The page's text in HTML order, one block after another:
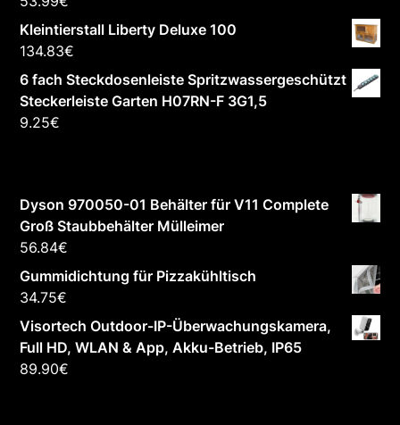
Kleintierstall Liberty Deluxe 100
134.83€
6 fach Steckdosenleiste Spritzwassergeschützt
Steckerleiste Garten H07RN-F 3G1,5
9.25€
Dyson 970050-01 Behälter für V11 Complete
Groß Staubbehälter Mülleimer
56.84€
Gummidichtung für Pizzakühltisch
34.75€
Visortech Outdoor-IP-Überwachungskamera,
Full HD, WLAN & App, Akku-Betrieb, IP65
89.90€